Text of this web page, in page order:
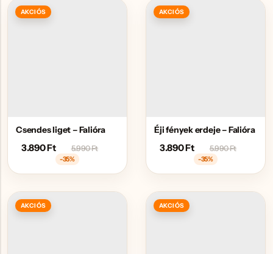
AKCIÓS
Csendes liget – Falióra
3.890Ft 5.990Ft
-35%
AKCIÓS
Éji fények erdeje – Falióra
3.890Ft 5.990Ft
-35%
AKCIÓS AKCIÓS